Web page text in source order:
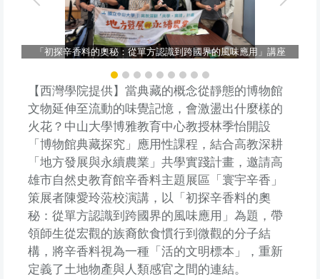
「初探辛香料的奧秘：從單方認識到跨國界的風味應用」講座
【西灣學院提供】當典藏的概念從靜態的博物館
文物延伸至流動的味覺記憶，會激盪出什麼樣的
火花？中山大學博雅教育中心教授林季怡開設
「博物館典藏探究」應用性課程，結合高教深耕
「地方發展與永續農業」共學實踐計畫，邀請高
雄市自然史教育館辛香料主題展區「寰宇辛香」
策展者陳愛玲蒞校演講，以「初探辛香料的奧
秘：從單方認識到跨國界的風味應用」為題，帶
領師生從宏觀的族裔飲食慣行到微觀的分子結
構，將辛香料視為一種「活的文明標本」，重新
定義了土地物產與人類感官之間的連結。